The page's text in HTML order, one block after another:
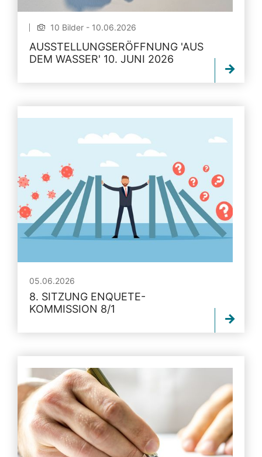
10 Bilder - 10.06.2026
AUSSTELLUNGSERÖFFNUNG 'AUS
DEM WASSER' 10. JUNI 2026
05.06.2026
8. SITZUNG ENQUETE-
KOMMISSION 8/1